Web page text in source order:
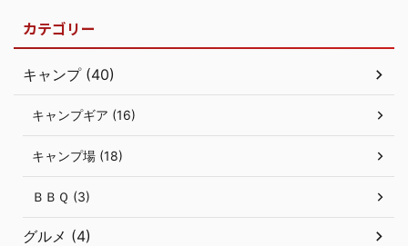
カテゴリー
キャンプ (40)
キャンプギア (16)
キャンプ場 (18)
ＢＢＱ (3)
グルメ (4)